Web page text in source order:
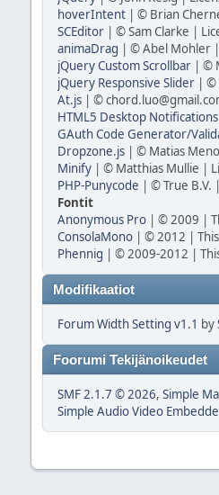
hoverIntent| © Brian
SCEditor| © Sam Clarke |
animaDrag | © Abel Mohler
jQuery Custom Scrollbar| ©
jQuery Responsive Slider| ©
At.js| ©
HTML5 Desktop Notifications
GAuth Code Generator/
Dropzone.js| © Matias
Minify| © Matthias Mullie |
PHP-Punycode | © True B.V.
Fontit
Anonymous Pro| © 2009 |
ConsolaMono| © 2012 | This
Phennig | © 2009-2012 |
Modifikaatiot
Forum Width Setting v1.1 by
Foorumi Tekijänoikeudet
SMF 2.1.7 © 2026, Simple
Simple Audio Video